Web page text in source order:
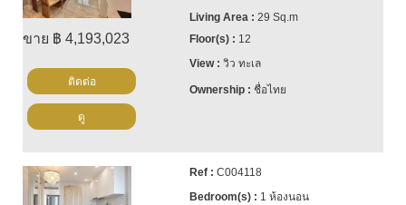
ขาย ฿ 4,193,023
29 Sq.m
12
วิว ทะเล
ชื่อไทย
ติดต่อ
ดู
C004118
1 ห้องนอน